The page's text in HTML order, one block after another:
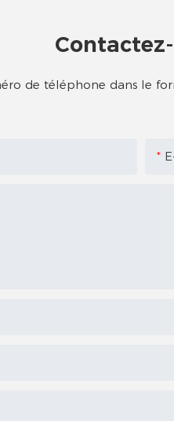
de téléphone dans le